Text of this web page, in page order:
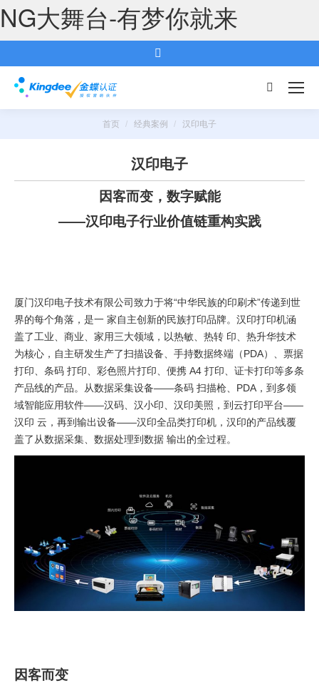
NG大舞台-有梦你就来
搜
您的位置：
首页 经典案例 汉印电子
汉印电子
因客而变，数字赋能
——汉印电子行业价值链重构实践
厦门汉印电子技术有限公司致力于将“中华民族的印刷术”传递到世
界的每个角落，是一 家自主创新的民族打印品牌。汉印打印机涵
盖了工业、商业、家用三大领域，以热敏、热转 印、热升华技术
为核心，自主研发生产了扫描设备、手持数据终端（PDA）、票据
打印、条码 打印、彩色照片打印、便携 A4 打印、证卡打印等多条
产品线的产品。从数据采集设备——条码 扫描枪、PDA，到多领
域智能应用软件——汉码、汉小印、汉印美照，到云打印平台——
汉印 云，再到输出设备——汉印全品类打印机，汉印的产品线覆
盖了从数据采集、数据处理到数据 输出的全过程。
因客而变